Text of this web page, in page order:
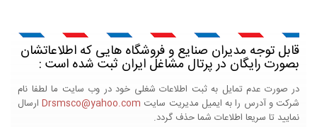
قابل توجه مدیران صنایع و فروشگاه هایی که اطلاعاتشان
بصورت رایگان در پرتال مشاغل ایران ثبت شده است :
در صورت عدم تمایل به ثبت اطلاعات شغلی خود در وب سایت ما لطفا نام
شرکت و آدرس را به ایمیل مدیریت سایت Drsmsco@yahoo.comارسال
نمایید تا سریعا اطلاعات شما حذف گردد.